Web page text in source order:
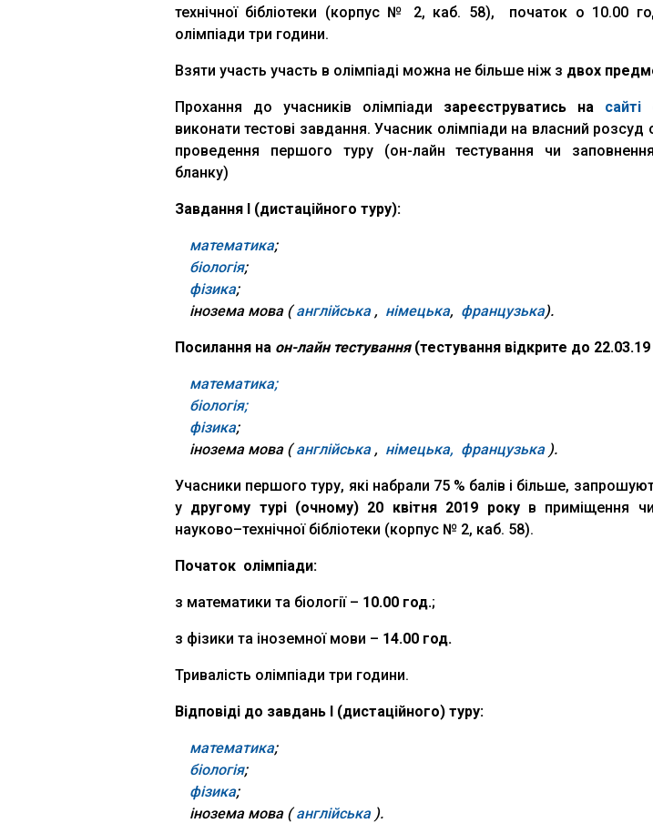
технічної бібліотеки (корпус № 2, каб. 58), початок о 10.00
олімпіади три години.
Взяти участь участь в олімпіаді можна не більше ніж з двох
Прохання до учасників олімпіади зареєструватись на сайті
виконати тестові завдання. Учасник олімпіади на власний
проведення першого туру (он-лайн тестування чи
бланку)
Завдання І (дистаційного туру):
математика;
біологія;
фізика;
інозема мова (англійська, німецька, французька).
Посилання на он-лайн тестування(тестування відкрите до 22.03.19
математика;
біологія;
фізика;
інозема мова (англійська, німецька, французька).
Учасники першого туру, які набрали 75 % балів і більше,
у другому турі (очному) 20 квітня 2019 рокув приміщення
науково–технічної бібліотеки (корпус № 2, каб. 58).
Початок олімпіади:
з математики та біології – 10.00 год.;
з фізики та іноземної мови – 14.00 год.
Тривалість олімпіади три години.
Відповіді до завдань І (дистаційного) туру:
математика;
біологія;
фізика;
інозема мова (англійська).